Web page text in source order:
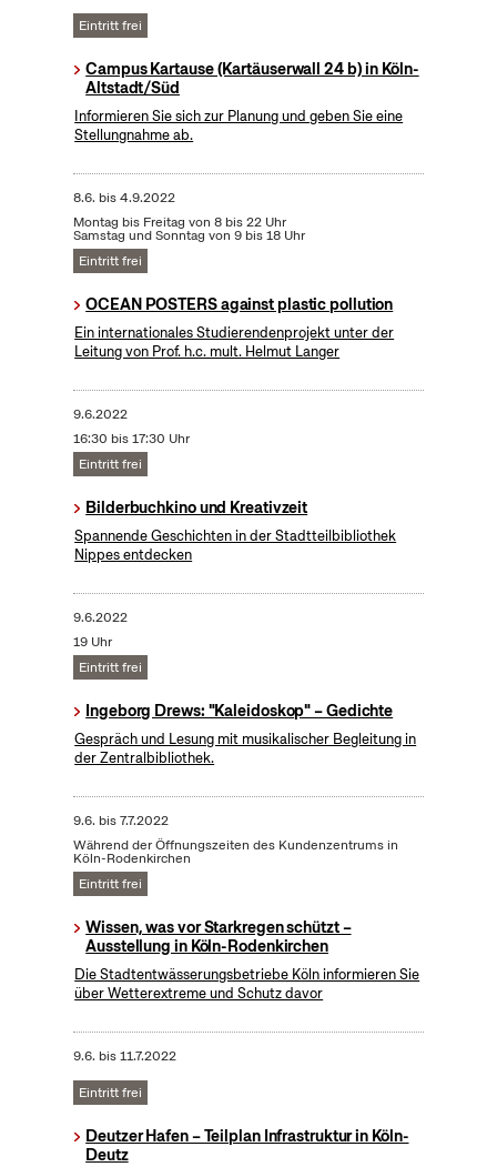
Eintritt frei
Campus Kartause (Kartäuserwall 24 b) in Köln-
Altstadt/Süd
Informieren Sie sich zur Planung und geben Sie eine
Stellungnahme ab.
8.6. bis4.9.2022
Montag bis Freitag von 8 bis 22 Uhr
Samstag und Sonntag von 9 bis 18 Uhr
Eintritt frei
OCEAN POSTERS against plastic pollution
Ein internationales Studierendenprojekt unter der
Leitung von Prof. h.c. mult. Helmut Langer
9.6.2022
16:30 bis 17:30 Uhr
Eintritt frei
Bilderbuchkino und Kreativzeit
Spannende Geschichten in der Stadtteilbibliothek
Nippes entdecken
9.6.2022
19 Uhr
Eintritt frei
Ingeborg Drews: "Kaleidoskop" – Gedichte
Gespräch und Lesung mit musikalischer Begleitung in
der Zentralbibliothek.
9.6. bis7.7.2022
Während der Öffnungszeiten des Kundenzentrums in
Köln-Rodenkirchen
Eintritt frei
Wissen, was vor Starkregen schützt –
Ausstellung in Köln-Rodenkirchen
Die Stadtentwässerungsbetriebe Köln informieren Sie
über Wetterextreme und Schutz davor
9.6. bis11.7.2022
Eintritt frei
Deutzer Hafen – Teilplan Infrastruktur in Köln-
Deutz